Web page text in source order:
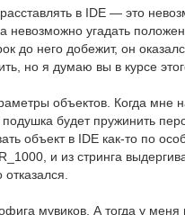
в IDE — это
невозможно угадать
до него добежит, он
но я думаю вы в курсе
объектов. Когда мне
подушка будет пружинить
объект в IDE как-то по
и из стринга
мувиков. А тогда у